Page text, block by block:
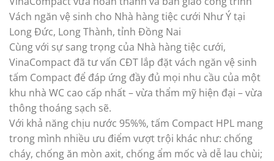
Vách ngăn vệ sinh cho Nhà hàng tiệc cưới Như Ý tại
Long Đức, Long Thành, tỉnh Đồng Nai
Cùng với sự sang trọng của Nhà hàng tiệc cưới,
VinaCompact đã tư vấn CĐT lắp đặt vách ngăn vệ sinh
tấm Compact để đáp ứng đầy đủ mọi nhu cầu của một
khu nhà WC cao cấp nhất – vừa thẩm mỹ hiện đại – vừa
thông thoáng sạch sẽ.
Với khả năng chịu nước 95%%, tấm Compact HPL mang
trong mình nhiều ưu điểm vượt trội khác như: chống
cháy, chống ăn mòn axit, chống ẩm mốc và dễ lau chùi;